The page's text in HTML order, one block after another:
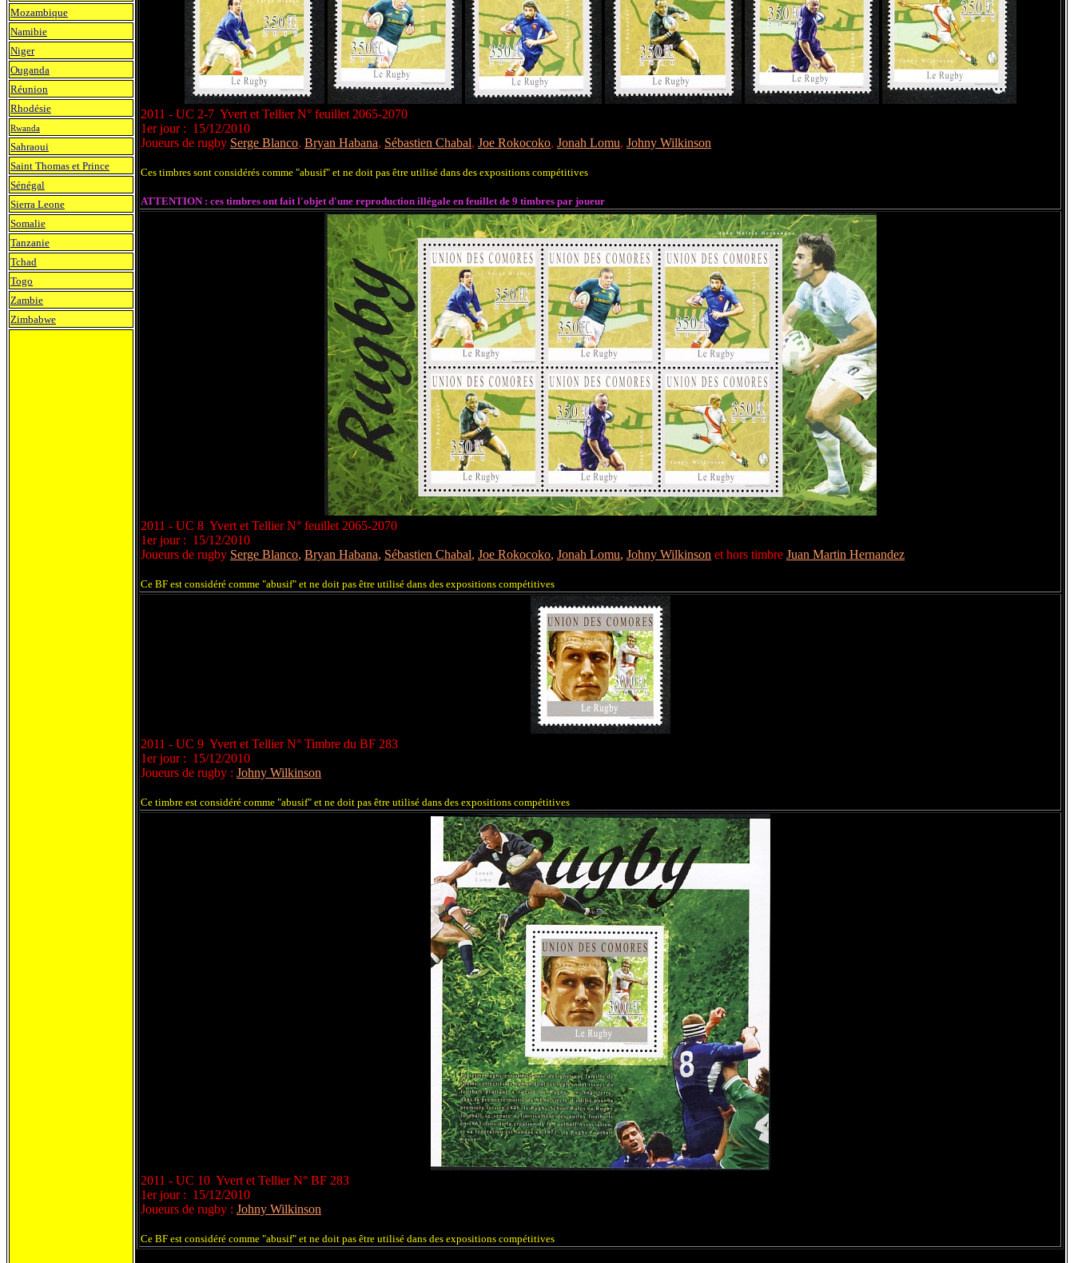
2011 - UC 2-7 Yvert et Tellier N° feuillet 2065-2070
1er jour : 15/12/2010
Joueurs de rugby Serge Blanco, Bryan Habana, Sébastien Chabal, Joe Rokocoko, Jonah Lomu, Johny Wilkinson
Ces timbres sont considérés comme "abusif" et ne doit pas être utilisé dans des expositions compétitives
ATTENTION : ces timbres ont fait l'objet d'une reproduction illégale en feuillet de 9 timbres par joueur
2011 - UC 8 Yvert et Tellier N° feuillet 2065-2070
1er jour : 15/12/2010
Joueurs de rugby Serge Blanco, Bryan Habana, Sébastien Chabal, Joe Rokocoko, Jonah Lomu, Johny Wilkinson et hors timbre Juan Martin Hernandez
Ce BF est considéré comme "abusif" et ne doit pas être utilisé dans des expositions compétitives
2011 - UC 9 Yvert et Tellier N° Timbre du BF 283
1er jour : 15/12/2010
Joueurs de rugby : Johny Wilkinson
Ce timbre est considéré comme "abusif" et ne doit pas être utilisé dans des expositions compétitives
2011 - UC 10 Yvert et Tellier N° BF 283
1er jour : 15/12/2010
Joueurs de rugby : Johny Wilkinson
Ce BF est considéré comme "abusif" et ne doit pas être utilisé dans des expositions compétitives
Mozambique
Namibie
Niger
Ouganda
Réunion
Rhodésie
Rwanda
Sahraoui
Saint Thomas et Prince
Sénégal
Sierra Leone
Somalie
Tanzanie
Tchad
Togo
Zambie
Zimbabwe